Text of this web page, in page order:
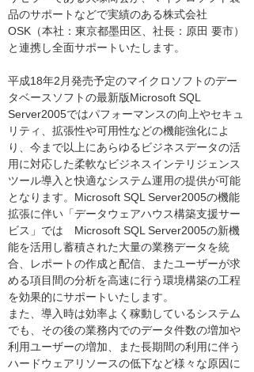
品のサポートなどで実績のある株式会社
OSK（本社：東京都墨田区、社長：原田 要市）
と連携し全面サポートいたします。
平成18年2月発売予定のマイクロソフトのデー
タベースソフトの最新版Microsoft SQL
Server2005ではパフォーマンスの向上やセキュ
リティ、拡張性や可用性などの機能強化によ
り、今まで以上にあらゆるビジネスデータの活
用に対応した柔軟なビジネスインテリジェンス
ツール導入と快適なシステム運用の提供が可能
となります。Microsoft SQL Server2005の機能
拡張に伴い「データウェアハウス構築支援サー
ビス」では Microsoft SQL Server2005の新機
能を活用し蓄積された大量の業務データを統
合、レポートの作成と配信、またユーザーが求
める項目間の分析を高速に行う環境構築の工程
を効果的にサポートいたします。
また、導入時は効率よく稼動しているシステム
でも、その後の業務内でのデータ件数の増加や
利用ユーザーの増加、また長期間の利用に伴う
ハードウェアリソースの低下など様々な原因に